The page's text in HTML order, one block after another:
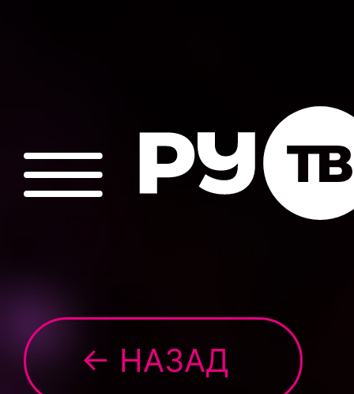
← НАЗАД